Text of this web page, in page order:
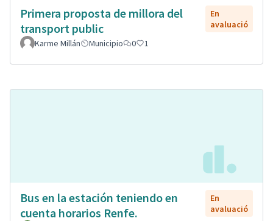
Primera proposta de millora del
transport public
En
avaluació
Karme Millán
Municipio 0 1
Bus en la estación teniendo en
cuenta horarios Renfe.
En
avaluació